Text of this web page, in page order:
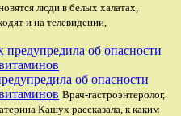
люди в белых халатах,
и на телевидении,
об опасности
Врач-гастроэнтеролог,
Кашух рассказала, к каким